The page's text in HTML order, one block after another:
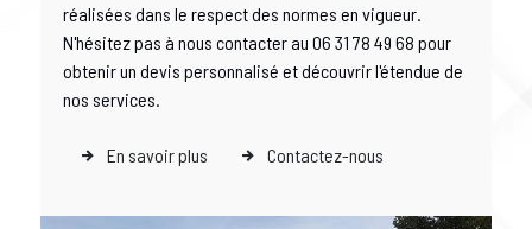
réalisées dans le respect des normes en vigueur.
N'hésitez pas à nous contacter au 06 31 78 49 68 pour
obtenir un devis personnalisé et découvrir l'étendue de
nos services.
En savoir plus Contactez-nous